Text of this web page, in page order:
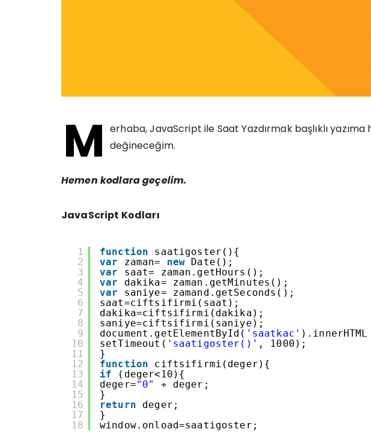
M erhaba, JavaScript ile Saat Yazdırmak başlıklı
değineceğim.
Hemen kodlara geçelim.
JavaScript Kodları
1
2
3
4
5
6
7
8
9
10
11
12
13
14
15
16
17
18
function
saatigoster(){
var
zaman= new Date();
var
saat= zaman.getHours();
var
dakika= zaman.getMinutes();
var
saniye= zamand.getSeconds();
saat=ciftsifirmi(saat);
dakika=ciftsifirmi(dakika);
saniye=ciftsifirmi(saniye);
document.getElementById( 'saatkac'
setTimeout( 'saatigoster()' , 1000);
}
function
ciftsifirmi(deger){
if
(deger<10){
deger="0"
+ deger;
}
return
deger;
}
window.onload=saatigoster;